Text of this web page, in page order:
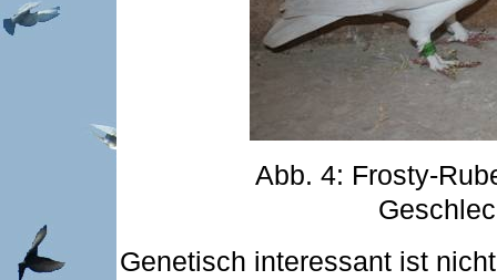
Abb. 4: Frosty-
Genetisch interessant ist